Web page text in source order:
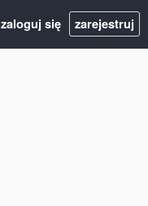
zaloguj się zarejestruj